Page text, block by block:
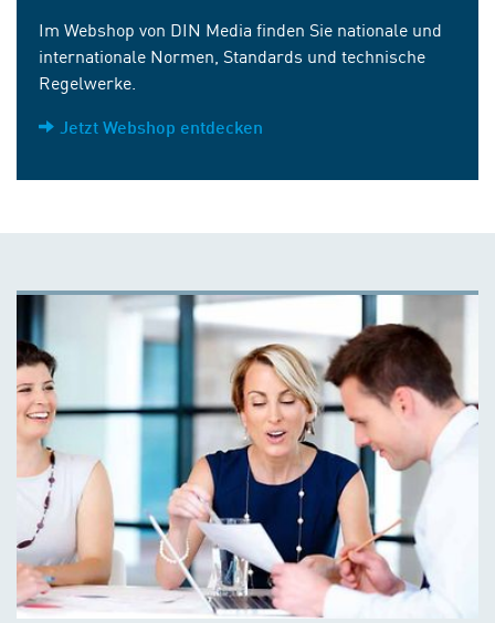
Im Webshop von DIN Media finden Sie nationale und
internationale Normen, Standards und technische
Regelwerke.
Jetzt Webshop entdecken